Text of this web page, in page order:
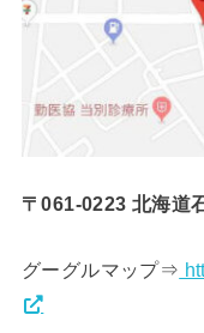
〒061-0223 北海道
グーグルマップ⇒